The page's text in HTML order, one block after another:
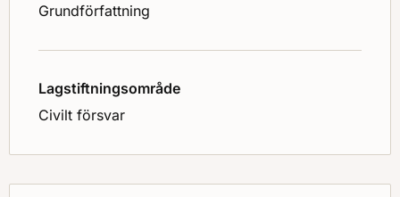
Grundförfattning
Lagstiftningsområde
Civilt försvar